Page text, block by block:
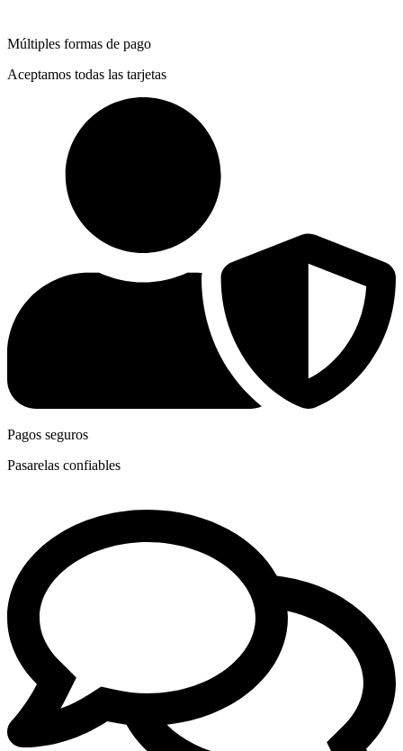
Múltiples formas de pago
Aceptamos todas las tarjetas
Pagos seguros
Pasarelas confiables